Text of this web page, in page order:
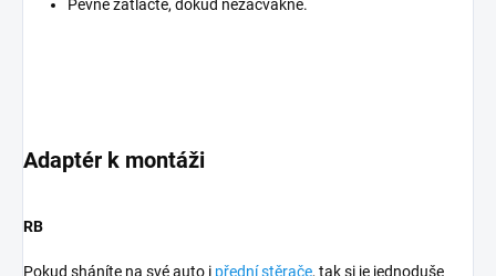
Pevně zatlačte, dokud nezacvakne.
Adaptér k montáži
RB
Pokud sháníte na své auto i přední stěrače, tak si je jednoduše